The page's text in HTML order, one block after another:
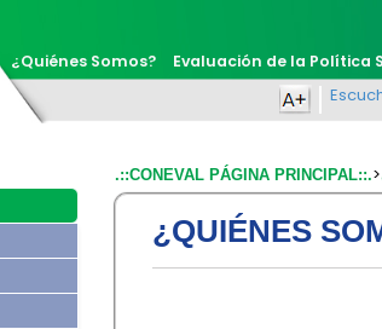
¿Quiénes Somos? Evaluación de la Política
.::CONEVAL PÁGINA PRINCIPAL::.>
¿QUIÉNES